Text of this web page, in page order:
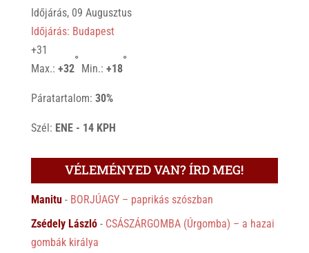
Időjárás, 09 Augusztus
Időjárás: Budapest
+31
Max.: +32
°
Min.: +18
°
Páratartalom: 30%
Szél: ENE - 14 KPH
VÉLEMÉNYED VAN? ÍRD MEG!
Manitu- BORJÚAGY – paprikás szószban
Zsédely László- CSÁSZÁRGOMBA (Úrgomba) – a hazai
gombák királya